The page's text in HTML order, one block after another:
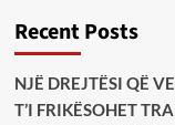
Recent Posts
NJË DREJTËSI QË
T’I FRIKËSOHET